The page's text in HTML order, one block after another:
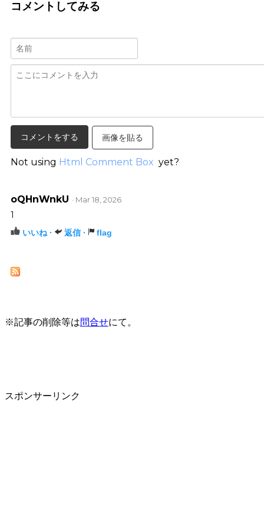
コメントしてみる
画像を貼る
Not using Html Comment Box yet?
oQHnWnkU · Mar 18, 2026
1
いいね · 返信 · flag
※記事の削除等は問合せにて。
スポンサーリンク